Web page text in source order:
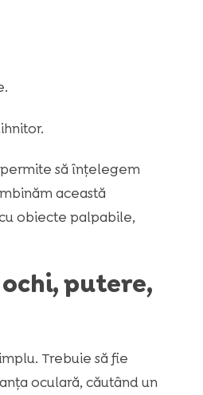
să înțelegem
această
obiecte palpabile,
putere,
Trebuie să fie
oculară, căutând un